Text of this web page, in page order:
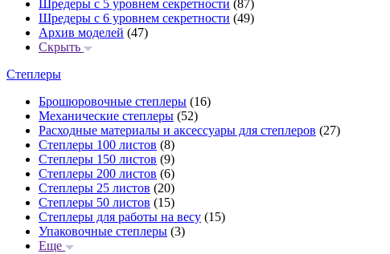
Шредеры с 5 уровнем секретности (87)
Шредеры с 6 уровнем секретности (49)
Архив моделей (47)
Скрыть
Степлеры
Брошюровочные степлеры (16)
Механические степлеры (52)
Расходные материалы и аксессуары для степлеров (27)
Степлеры 100 листов (8)
Степлеры 150 листов (9)
Степлеры 200 листов (6)
Степлеры 25 листов (20)
Степлеры 50 листов (15)
Степлеры для работы на весу (15)
Упаковочные степлеры (3)
Еще